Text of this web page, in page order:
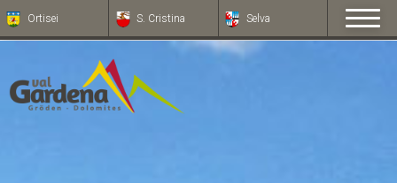
Ortisei S. Cristina Selva